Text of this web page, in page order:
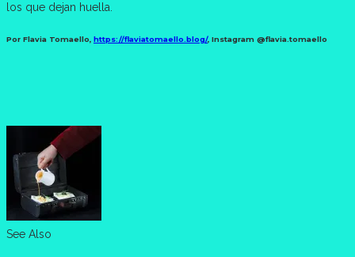
los que dejan huella.
Por Flavia Tomaello, https://flaviatomaello.blog/, Instagram @flavia.tomaello
See Also